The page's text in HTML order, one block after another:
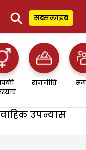
⚲ सब्सक्राइब
राजनीति
उपन्यास